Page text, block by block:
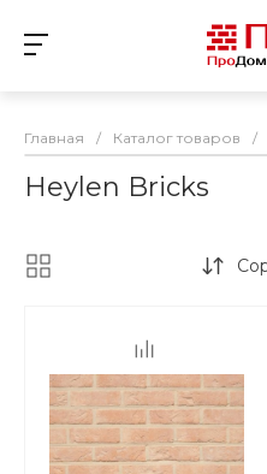
Главная / Каталог товаров /
Heylen Bricks